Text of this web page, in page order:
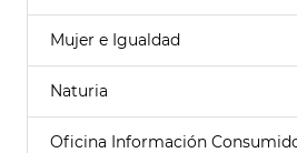
Mujer e Igualdad
Naturia
Oficina Información